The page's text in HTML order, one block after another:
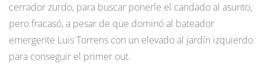
cerrador zurdo, para buscar ponerle el candado al asunto,
pero fracasó, a pesar de que dominó al bateador
emergente Luis Torrens con un elevado al jardín izquierdo
para conseguir el primer out.